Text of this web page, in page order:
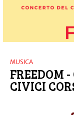
MUSICA
FREEDOM -
CIVICI